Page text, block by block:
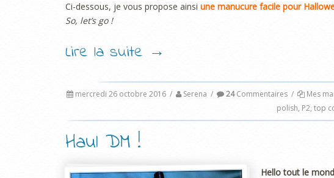
Ci-dessous, je vous propose ainsi une manucure facile pour
So, let’s go !
Lire la suite →
mercredi 26 octobre 2016 / Serena / 24Commentaires / Mes
polish, P2, top
Haul DM !
Hello tout le